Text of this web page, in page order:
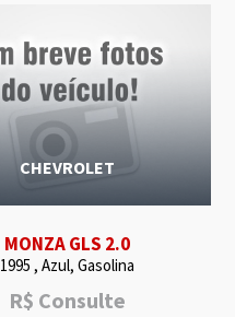
CHEVROLET
MONZA GLS 2.0
1995 , Azul, Gasolina
R$ Consulte